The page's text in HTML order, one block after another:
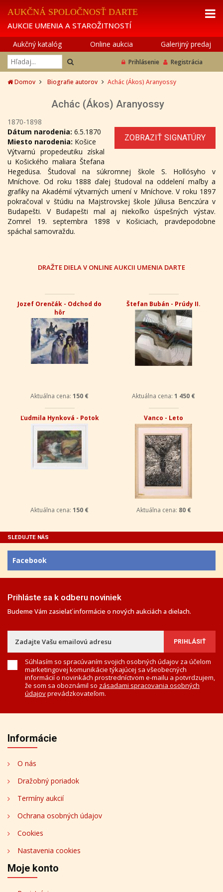
AUKČNÁ SPOLOČNOSŤ DARTE
AUKCIE UMENIA A STAROŽITNOSTÍ
Aukčný katalóg Online aukcia Galerijný predaj
Prihlásenie Registrácia
Domov Biografie autorov Achác (Ákos) Aranyossy
Achác (Ákos) Aranyossy
1870-1898
ZOBRAZIŤ SIGNATÚRY
Dátum narodenia: 6.5.1870
Miesto narodenia: Košice
Výtvarnú propedeutiku získal
u Košického maliara Štefana
Hegedüsa. Študoval na súkromnej škole S. Hollósyho v
Mníchove. Od roku 1888 ďalej študoval na oddelení maľby a
grafiky na Akadémií výtvarných umení v Mníchove. V roku 1897
pokračoval v štúdiu na Majstrovskej škole Júliusa Benczúra v
Budapešti. V Budapešti mal aj niekoľko úspešných výstav.
Zomrel 19. septembra 1898 v Košiciach, pravdepodobne
spáchal samovraždu.
DRAŽTE DIELA V ONLINE AUKCII UMENIA DARTE
Jozef Orenčák - Odchod do
hôr
Aktuálna cena: 150 €
Štefan Bubán - Prúdy II.
Aktuálna cena: 1 450 €
Ľudmila Hynková - Potok
Aktuálna cena: 150 €
Vanco - Leto
Aktuálna cena: 80 €
SLEDUJTE NÁS
Facebook
Prihláste sa k odberu noviniek
Budeme Vám zasielať informácie o nových aukciách a dielach.
Súhlasím so spracúvaním svojich osobných údajov za účelom
marketingovej komunikácie týkajúcej sa všeobecných
informácií o novinkách prostredníctvom e-mailu a potvrdzujem,
že som sa oboznámil so zásadami spracovania osobných
údajovprevádzkovateľom.
Informácie
O nás
Dražobný poriadok
Termíny aukcií
Ochrana osobných údajov
Cookies
Nastavenia cookies
Moje konto